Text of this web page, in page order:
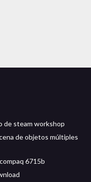
de steam workshop
de objetos múltiples
6715b